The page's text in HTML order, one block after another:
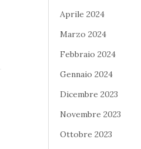
Aprile 2024
Marzo 2024
Febbraio 2024
Gennaio 2024
Dicembre 2023
Novembre 2023
Ottobre 2023